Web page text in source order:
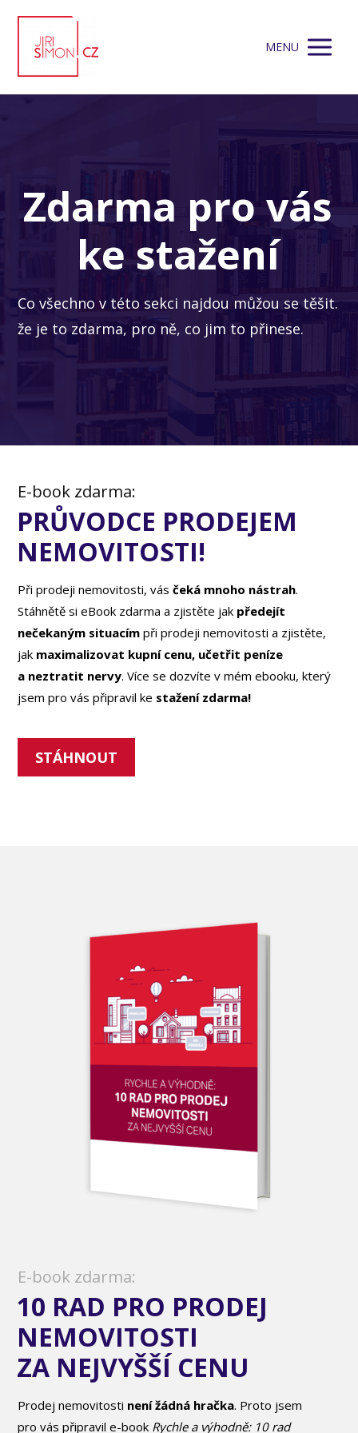
MENU
Zdarma pro vás
ke stažení
Co všechno v této sekci najdou můžou se těšit.
že je to zdarma, pro ně, co jim to přinese.
E-book zdarma:
PRŮVODCE PRODEJEM
NEMOVITOSTI!
Při prodeji nemovitosti, vásčeká mnoho nástrah.
Stáhnětě si eBook zdarma a zjistěte jak předejít
nečekaným situacím při prodeji nemovitosti a zjistěte,
jak maximalizovat kupní cenu, učetřit peníze
a neztratit nervy. Více se dozvíte v mém ebooku, který
jsem pro vás připravil ke stažení zdarma!
STÁHNOUT
E-book zdarma:
10 RAD PRO PRODEJ
NEMOVITOSTI
ZA NEJVYŠŠÍ CENU
Prodej nemovitosti není žádná hračka. Proto jsem
pro vás připravil e-book Rychle a výhodně: 10 rad